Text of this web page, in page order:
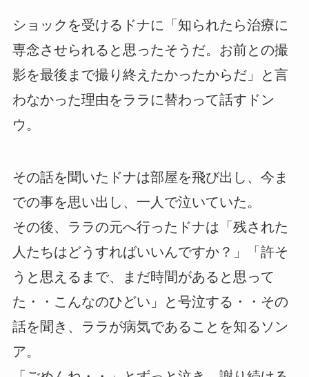
ショックを受けるドナに「知られたら治療に
専念させられると思ったそうだ。お前との撮
影を最後まで撮り終えたかったからだ」と言
わなかった理由をララに替わって話すドン
ウ。
その話を聞いたドナは部屋を飛び出し、今ま
での事を思い出し、一人で泣いていた。
その後、ララの元へ行ったドナは「残された
人たちはどうすればいいんですか？」「許そ
うと思えるまで、まだ時間があると思って
た・・こんなのひどい」と号泣する・・その
話を聞き、ララが病気であることを知るソン
ア。